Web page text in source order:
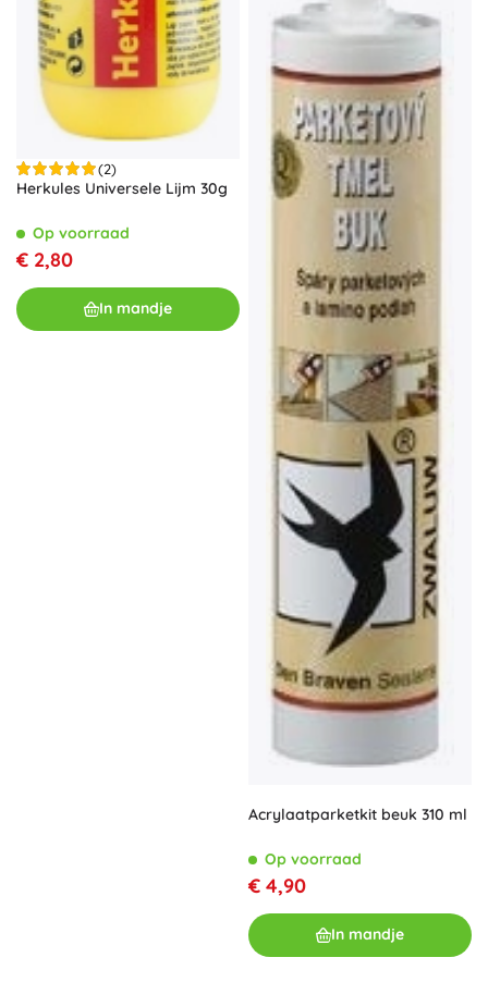
(2)
Herkules Universele Lijm 30g
Op voorraad
€ 2,80
In mandje
Acrylaatparketkit beuk 310 ml
Op voorraad
€ 4,90
In mandje